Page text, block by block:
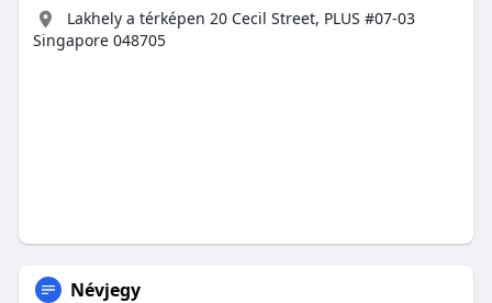
Lakhely a térképen 20 Cecil Street, PLUS #07-03
Singapore 048705
Névjegy